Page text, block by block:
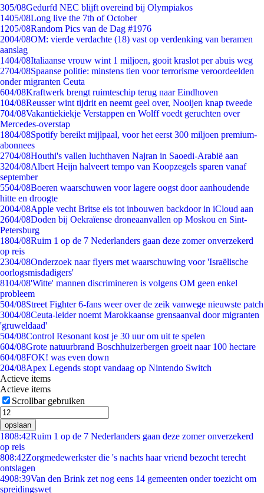
305/08Gedurfd NEC blijft overeind bij Olympiakos
1405/08Long live the 7th of October
1205/08Random Pics van de Dag #1976
2004/08OM: vierde verdachte (18) vast op verdenking van beramen
aanslag
1404/08Italiaanse vrouw wint 1 miljoen, gooit kraslot per abuis weg
2704/08Spaanse politie: minstens tien voor terrorisme veroordeelden
onder migranten Ceuta
604/08Kraftwerk brengt ruimteschip terug naar Eindhoven
104/08Reusser wint tijdrit en neemt geel over, Nooijen knap tweede
704/08Vakantiekiekje Verstappen en Wolff voedt geruchten over
Mercedes-overstap
1804/08Spotify bereikt mijlpaal, voor het eerst 300 miljoen premium-
abonnees
2704/08Houthi's vallen luchthaven Najran in Saoedi-Arabië aan
3204/08Albert Heijn halveert tempo van Koopzegels sparen vanaf
september
5504/08Boeren waarschuwen voor lagere oogst door aanhoudende
hitte en droogte
2004/08Apple vecht Britse eis tot inbouwen backdoor in iCloud aan
2604/08Doden bij Oekraïense droneaanvallen op Moskou en Sint-
Petersburg
1804/08Ruim 1 op de 7 Nederlanders gaan deze zomer onverzekerd
op reis
2304/08Onderzoek naar flyers met waarschuwing voor 'Israëlische
oorlogsmisdadigers'
8104/08'Witte' mannen discrimineren is volgens OM geen enkel
probleem
504/08Street Fighter 6-fans weer over de zeik vanwege nieuwste patch
3004/08Ceuta-leider noemt Marokkaanse grensaanval door migranten
'gruweldaad'
504/08Control Resonant kost je 30 uur om uit te spelen
604/08Grote natuurbrand Boschhuizerbergen groeit naar 100 hectare
604/08FOK! was even down
204/08Apex Legends stopt vandaag op Nintendo Switch
Actieve items
Actieve items
Scrollbar gebruiken
opslaan
1808:42Ruim 1 op de 7 Nederlanders gaan deze zomer onverzekerd
op reis
808:42Zorgmedewerkster die 's nachts haar vriend bezocht terecht
ontslagen
4908:39Van den Brink zet nog eens 14 gemeenten onder toezicht om
spreidingswet